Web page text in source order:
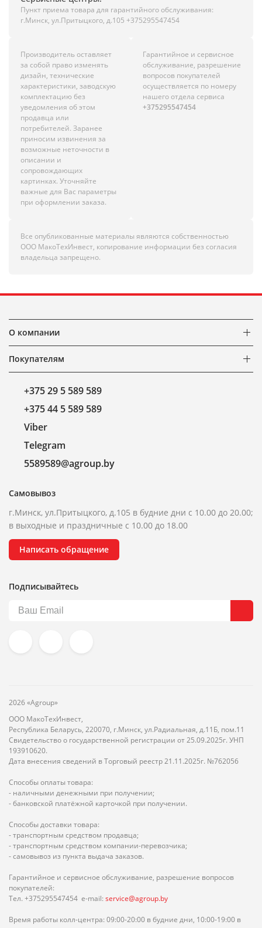
Пункт приема товара для гарантийного обслуживания:
г.Минск, ул.Притыцкого, д.105 +375295547454
Производитель оставляет
за собой право изменять
дизайн, технические
характеристики, заводскую
комплектацию без
уведомления об этом
продавца или
потребителей. Заранее
приносим извинения за
возможные неточности в
описании и
сопровождающих
картинках. Уточняйте
важные для Вас параметры
при оформлении заказа.
Гарантийное и сервисное
обслуживание, разрешение
вопросов покупателей
осуществляется по номеру
нашего отдела сервиса
+375295547454
Все опубликованные материалы являются собственностью
ООО МакоТехИнвест, копирование информации без согласия
владельца запрещено.
О компании
Покупателям
+375 29 5 589 589
+375 44 5 589 589
Viber
Telegram
5589589@agroup.by
Самовывоз
г.Минск, ул.Притыцкого, д.105 в будние дни с 10.00 до 20.00;
в выходные и праздничные с 10.00 до 18.00
Написать обращение
Подписывайтесь
2026 «Agroup»
ООО МакоТехИнвест,
Республика Беларусь, 220070, г.Минск, ул.Радиальная, д.11Б, пом.11
Свидетельство о государственной регистрации от 25.09.2025г. УНП
193910620.
Дата внесения сведений в Торговый реестр 21.11.2025г. №762056
Способы оплаты товара:
- наличными денежными при получении;
- банковской платёжной карточкой при получении.
Способы доставки товара:
- транспортным средством продавца;
- транспортным средством компании-перевозчика;
- самовывоз из пункта выдача заказов.
Гарантийное и сервисное обслуживание, разрешение вопросов
покупателей:
Тел. +375295547454 e-mail: service@agroup.by
Время работы колл-центра: 09:00-20:00 в будние дни, 10:00-19:00 в